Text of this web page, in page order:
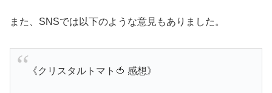
また、SNSでは以下のような意見もありました。
《クリスタルトマト🍅 感想》